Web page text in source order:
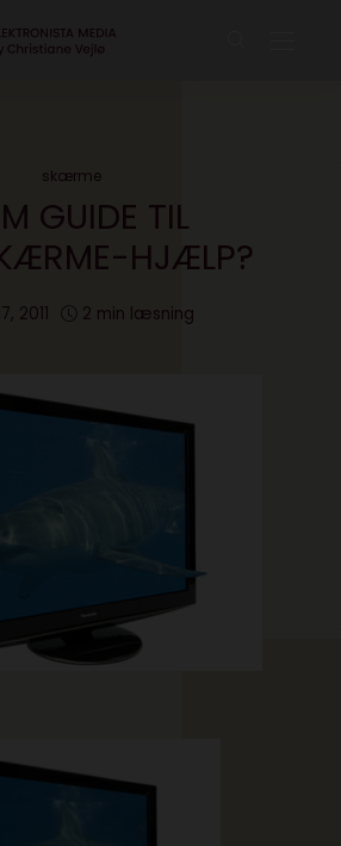
skærme
GUIDE TIL
HJÆLP?
2011 2 min læsning